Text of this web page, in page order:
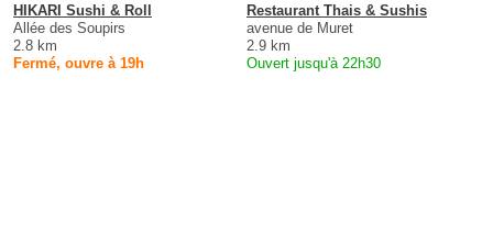
HIKARI Sushi & Roll
Allée des Soupirs
2.8 km
Fermé, ouvre à 19h
Restaurant Thais & Sushis
avenue de Muret
2.9 km
Ouvert jusqu'à 22h30